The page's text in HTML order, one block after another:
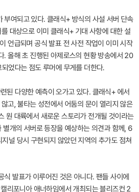
부여되고 있다. 클래식+ 방식의 사설 서버 단속
대상으로 이미 클래식+ 기대 사항에 대한 설
언급되며 공식 발표 전 사전 작업이 이미 시작
. 올해 초 진행된 아제로스의 현황 방송에서 20
었다는 점도 루머에 무게를 더한다.
된 다양한 예측이 오가고 있다. 클래식+ 에서
고, 불타는 성전에서 어둠의 문이 열리지 않은
원 대륙에서 새로운 스토리가 전개될 것이라는
개의 서버로 등장을 예상하는 의견과 함께, 6
널 당시 구현되지 않았던 지역의 추가도 점쳐
식 발표가 이루어진 것은 아니다. 팬들 사이에
리포니아 애너하임에서 개최되는 블리즈컨 2